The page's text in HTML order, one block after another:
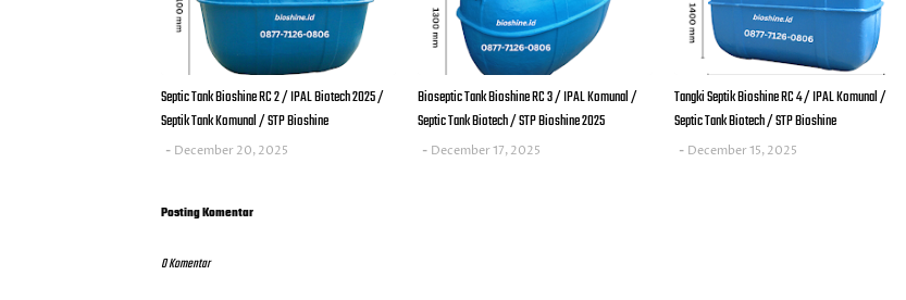
Septic Tank Bioshine RC 2 / IPAL Biotech 2025 /
Septik Tank Komunal / STP Bioshine
December 20, 2025
Bioseptic Tank Bioshine RC 3 / IPAL Komunal /
Septic Tank Biotech / STP Bioshine 2025
December 17, 2025
Tangki Septik Bioshine RC 4 / IPAL Komunal /
Septic Tank Biotech / STP Bioshine
December 15, 2025
Posting Komentar
0 Komentar